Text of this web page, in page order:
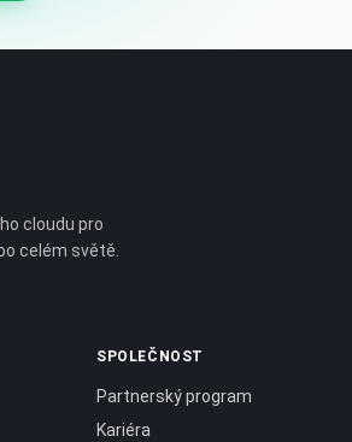
cloudu pro
celém světě.
SPOLEČNOST
Partnerský program
Kariéra